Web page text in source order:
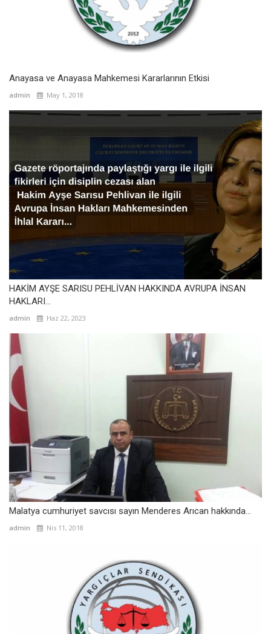
Anayasa ve Anayasa Mahkemesi Kararlarının Etkisi
admin May 1, 2018
HAKİM AYŞE SARISU PEHLİVAN HAKKINDA AVRUPA İNSAN
HAKLARI...
admin Haz 22, 2023
Malatya cumhuriyet savcısı sayın Menderes Arıcan hakkında...
admin Nis 11, 2018